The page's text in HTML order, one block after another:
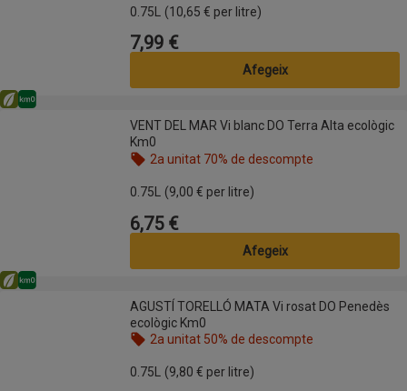
0.75L
(10,65 € per litre)
Preu
7,99 €
Afegeix
VENT DEL MAR Vi blanc DO Terra Alta ecològic Km0
Eco
Km0
VENT DEL MAR Vi blanc DO Terra Alta ecològic
Km0
2a unitat 70% de descompte
0.75L
(9,00 € per litre)
Preu
6,75 €
Afegeix
AGUSTÍ TORELLÓ MATA Vi rosat DO Penedès ecològic Km0
Eco
Km0
AGUSTÍ TORELLÓ MATA Vi rosat DO Penedès
ecològic Km0
2a unitat 50% de descompte
0.75L
(9,80 € per litre)